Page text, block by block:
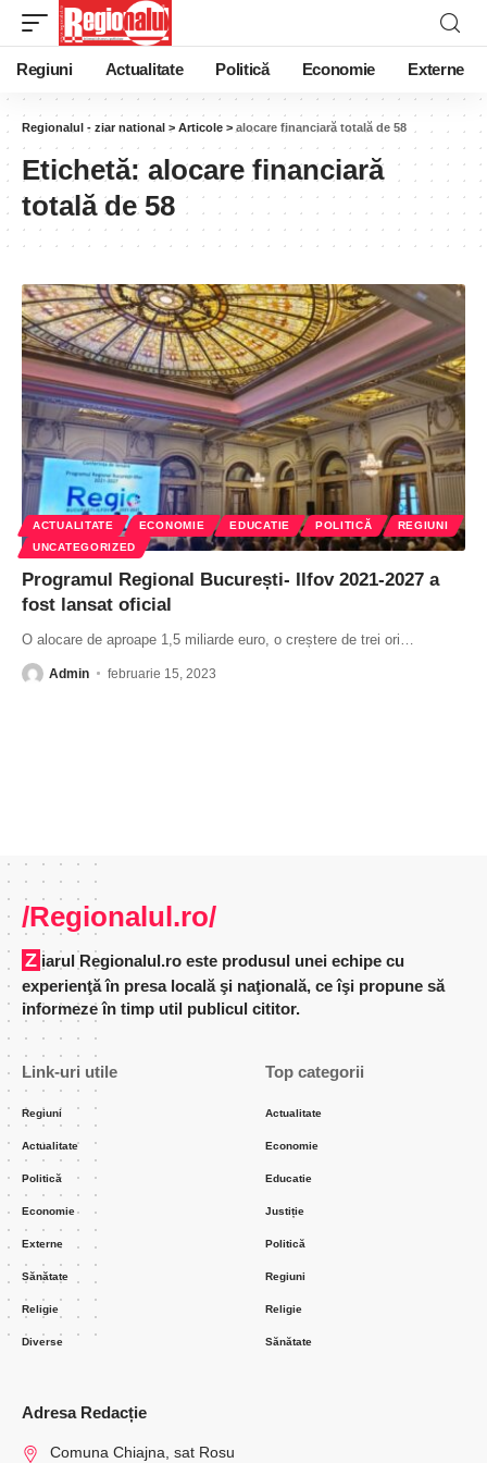
Regiuni Actualitate Politică Economie Externe
Regionalul - ziar national > Articole > alocare financiară totală de 58
Etichetă: alocare financiară
totală de 58
ACTUALITATE ECONOMIE EDUCATIE POLITICĂ
REGIUNI
UNCATEGORIZED
Programul Regional București- Ilfov 2021-2027 a
fost lansat oficial
O alocare de aproape 1,5 miliarde euro, o creștere de trei ori
Admin februarie 15, 2023
/Regionalul.ro/
Ziarul Regionalul.ro este produsul unei echipe cu
experienţă în presa locală şi naţională, ce îşi propune să
informeze în timp util publicul cititor.
Link-uri utile
Regiuni
Actualitate
Politică
Economie
Externe
Sănătate
Religie
Diverse
Top categorii
Actualitate
Economie
Educatie
Justiție
Politică
Regiuni
Religie
Sănătate
Adresa Redacție
Comuna Chiajna, sat Rosu